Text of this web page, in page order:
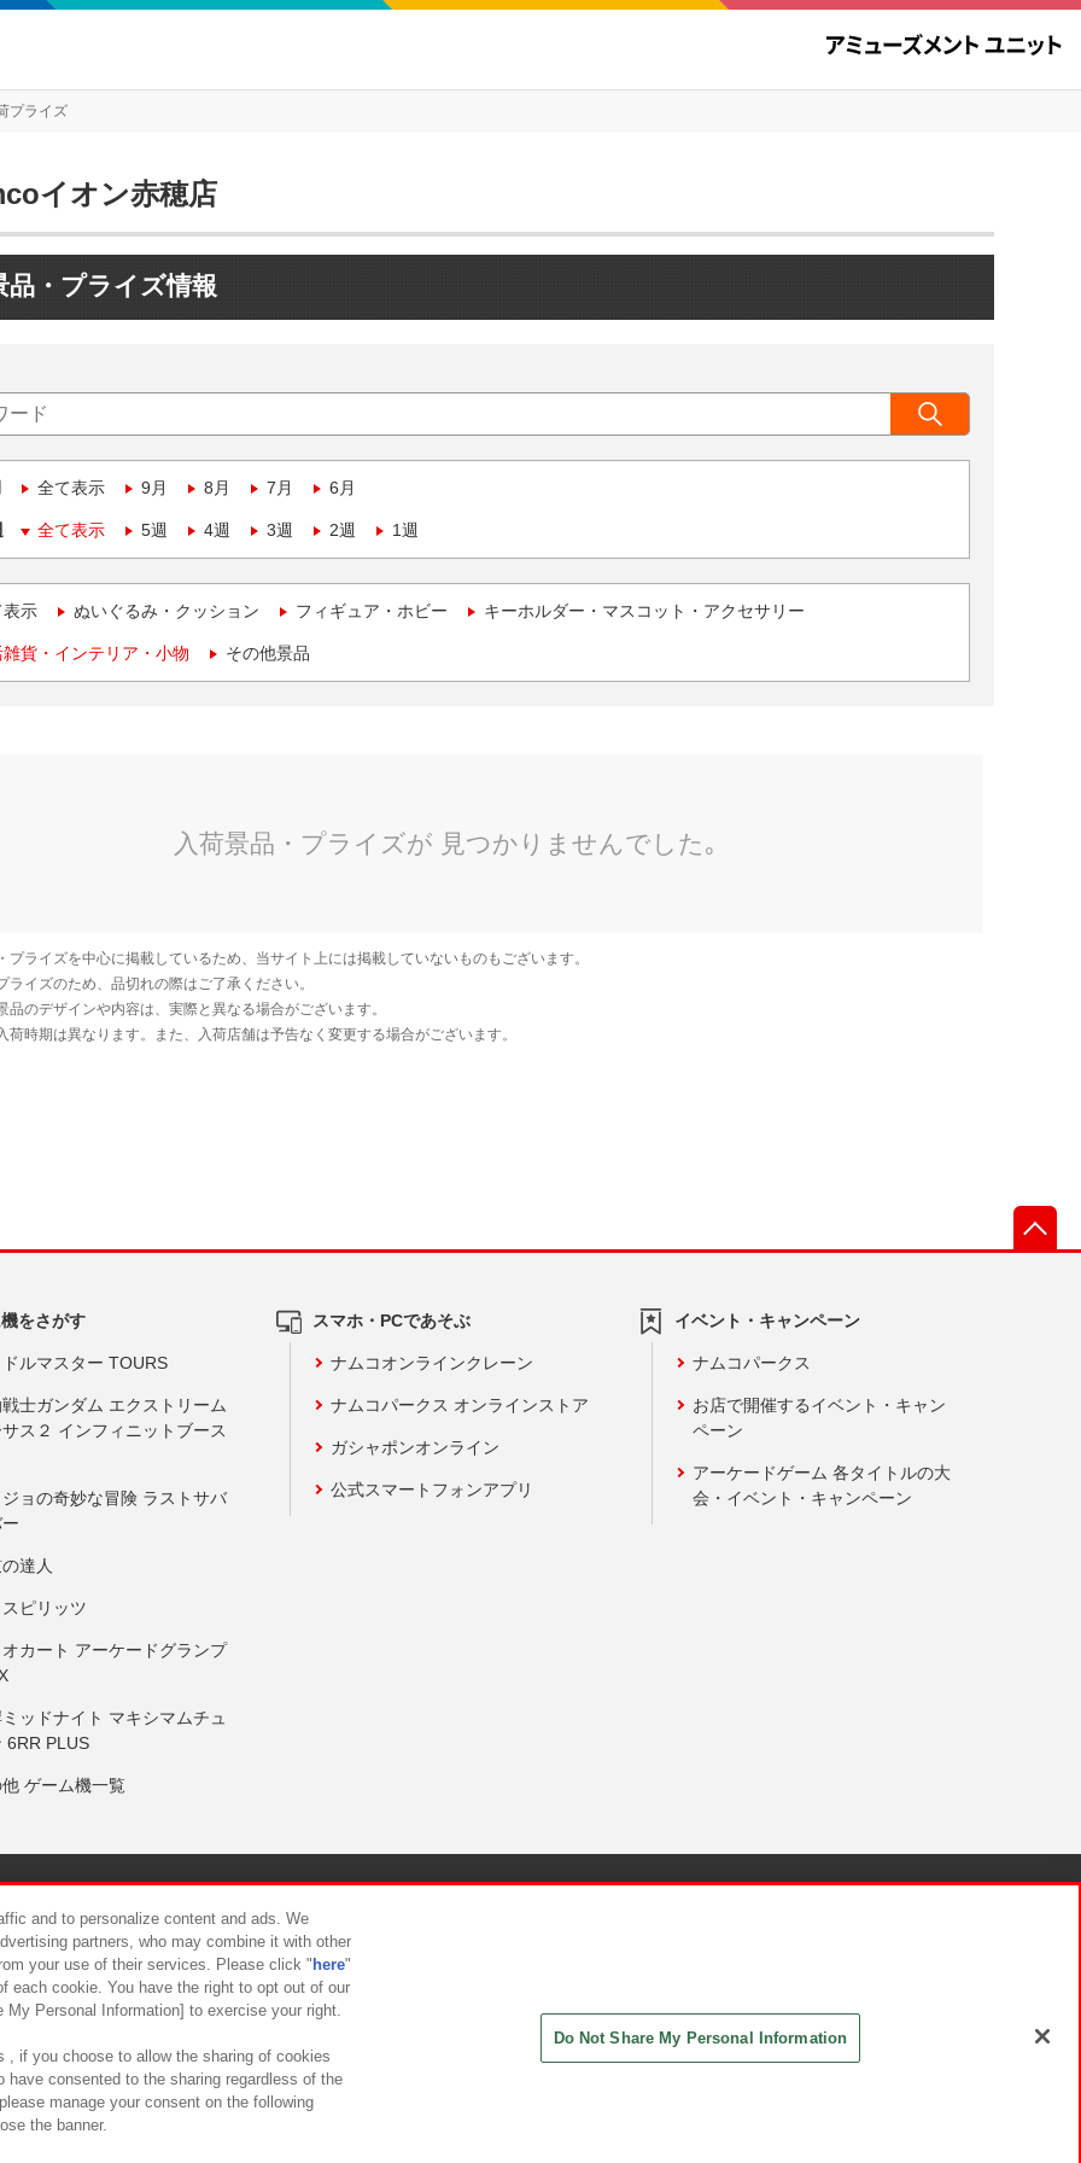
プライズ
イオン赤穂店
品・プライズ情報
全て表示 9月 8月 7月 6月
全て表示 5週 4週 3週 2週 1週
表示 ぬいぐるみ・クッション フィギュア・ホビー キーホルダー・マスコット・アクセサリー
貨・インテリア・小物 その他景品
をさがす
ルマスター TOURS
士ガンダム エクストリーム
ス２ インフィニットブース
ョの奇妙な冒険 ラストサバ
達人
ピリッツ
カート アーケードグランプ
ッドナイト マキシマムチュ
6RR PLUS
ゲーム機一覧
スマホ・PCであそぶ
ナムコオンラインクレーン
ナムコパークス オンラインストア
ガシャポンオンライン
公式スマートフォンアプリ
イベント・キャンペーン
ナムコパークス
お店で開催するイベント・キャン
ペーン
アーケードゲーム 各タイトルの大
会・イベント・キャンペーン
について カスタマーハラスメント対応方針
and to personalize content and ads. We
partners, who may combine it with other
your use of their services. Please click " here"
each cookie. You have the right to opt out of our
Personal Information] to exercise your right.
, if you choose to allow the sharing of cookies
have consented to the sharing regardless of the
manage your consent on the following
the banner.
Do Not Share My Personal Information